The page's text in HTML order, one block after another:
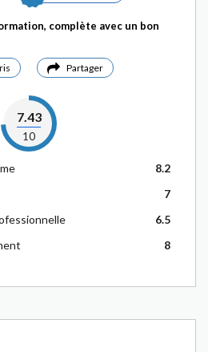
complète avec un bon
Partager
7.43
10
8.2
7
6.5
8